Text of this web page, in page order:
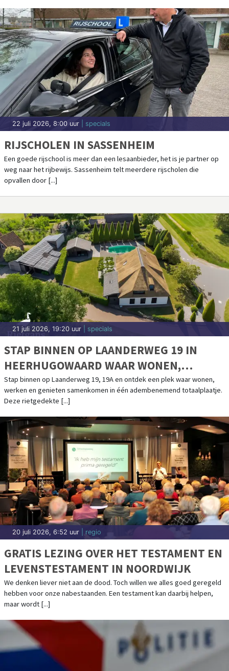
22 juli 2026, 8:00 uur | specials
RIJSCHOLEN IN SASSENHEIM
Een goede rijschool is meer dan een lesaanbieder, het is je partner op
weg naar het rijbewijs. Sassenheim telt meerdere rijscholen die
opvallen door [...]
21 juli 2026, 19:20 uur | specials
STAP BINNEN OP LAANDERWEG 19 IN
HEERHUGOWAARD WAAR WONEN,
WERKEN EN GENIETEN SAMENKOMEN
Stap binnen op Laanderweg 19, 19A en ontdek een plek waar wonen,
werken en genieten samenkomen in één adembenemend totaalplaatje.
Deze rietgedekte [...]
20 juli 2026, 6:52 uur | regio
GRATIS LEZING OVER HET TESTAMENT EN
LEVENSTESTAMENT IN NOORDWIJK
We denken liever niet aan de dood. Toch willen we alles goed geregeld
hebben voor onze nabestaanden. Een testament kan daarbij helpen,
maar wordt [...]